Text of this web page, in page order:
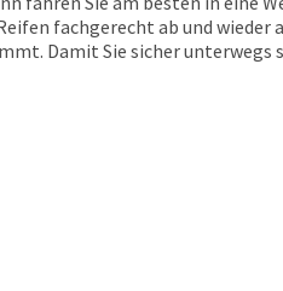
fachgerecht ab und wieder
Damit Sie sicher unterwegs